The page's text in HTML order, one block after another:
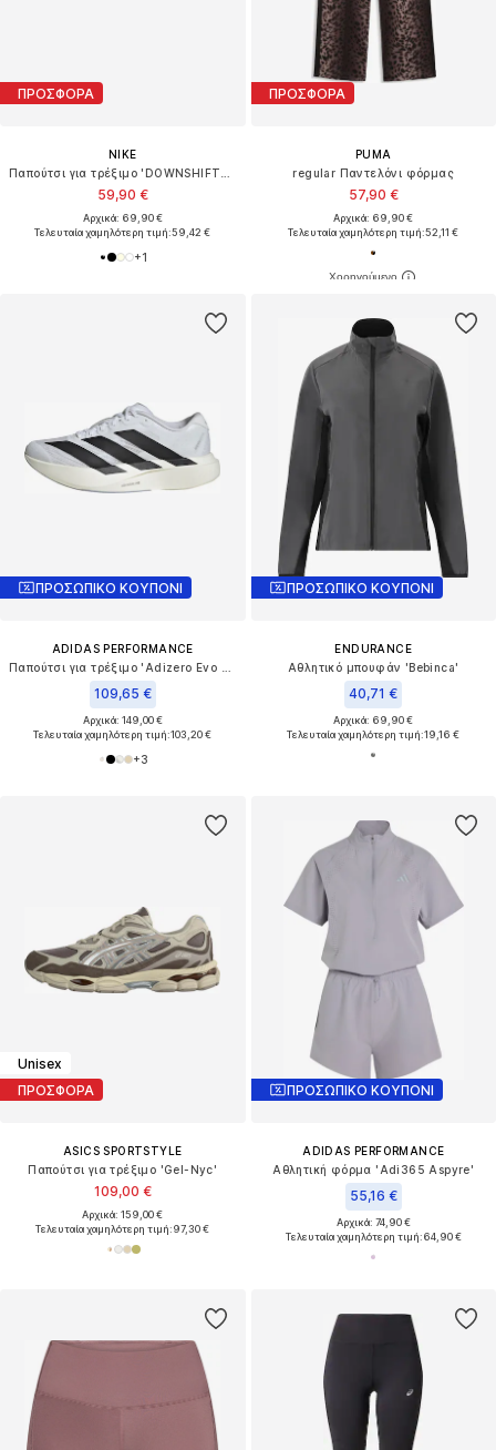
ΠΡΟΣΦΟΡΑ
NIKE
Παπούτσι για τρέξιμο 'DOWNSHIFTER 14'
59,90 €
Αρχικά: 69,90 €
Τελευταία χαμηλότερη τιμή:59,42 €
+1
ΠΡΟΣΦΟΡΑ
PUMA
regular Παντελόνι φόρμας
57,90 €
Αρχικά: 69,90 €
Τελευταία χαμηλότερη τιμή:52,11 €
ΠΡΟΣΩΠΙΚΟ ΚΟΥΠΟΝΙ
ADIDAS PERFORMANCE
Παπούτσι για τρέξιμο 'Adizero Evo SL'
109,65 €
Αρχικά: 149,00 €
Τελευταία χαμηλότερη τιμή:103,20 €
+3
ΠΡΟΣΩΠΙΚΟ ΚΟΥΠΟΝΙ
ENDURANCE
Αθλητικό μπουφάν 'Bebinca'
40,71 €
Αρχικά: 69,90 €
Τελευταία χαμηλότερη τιμή:19,16 €
Unisex
ΠΡΟΣΦΟΡΑ
ASICS SPORTSTYLE
Παπούτσι για τρέξιμο 'Gel-Nyc'
109,00 €
Αρχικά: 159,00 €
Τελευταία χαμηλότερη τιμή:97,30 €
ΠΡΟΣΩΠΙΚΟ ΚΟΥΠΟΝΙ
ADIDAS PERFORMANCE
Αθλητική φόρμα 'Adi365 Aspyre'
55,16 €
Αρχικά: 74,90 €
Τελευταία χαμηλότερη τιμή:64,90 €